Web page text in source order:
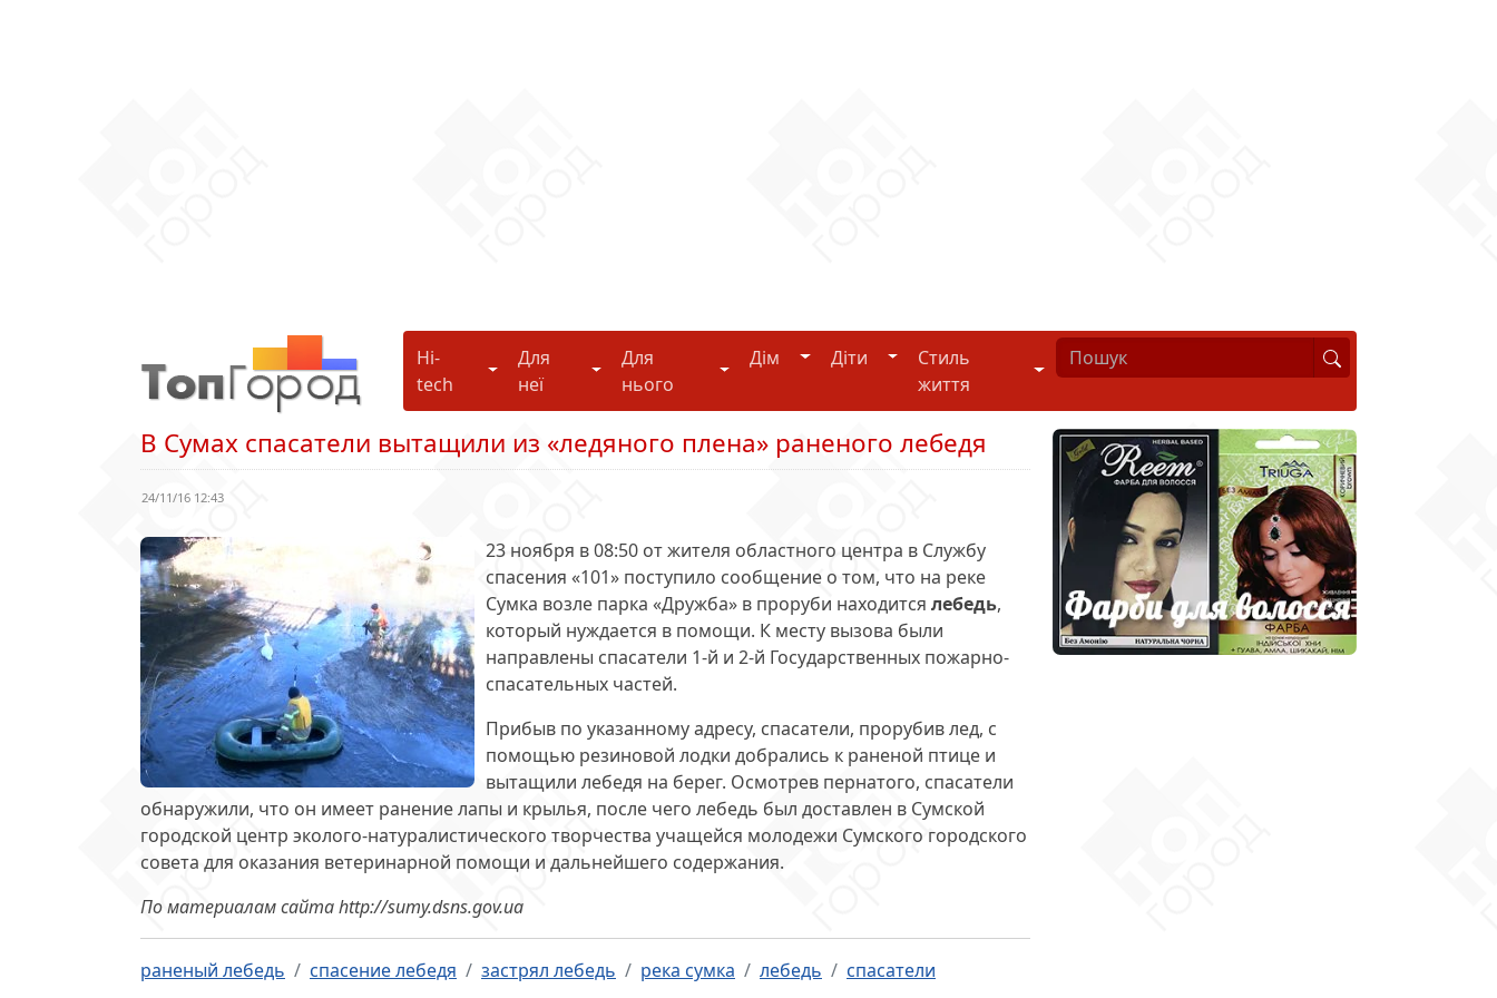
Hi-
tech
Hi-tech
Для
неї
Для неї
Для
нього
Для нього
Дім Дім Діти ДітиСтиль
життя
Стиль життя
В Сумах спасатели вытащили из «ледяного плена» раненого лебедя
24/11/16 12:43
23 ноября в 08:50 от жителя областного центра в Службу
спасения «101» поступило сообщение о том, что на реке
Сумка возле парка «Дружба» в проруби находится лебедь,
который нуждается в помощи. К месту вызова были
направлены спасатели 1-й и 2-й Государственных пожарно-
спасательных частей.
Прибыв по указанному адресу, спасатели, прорубив лед, с
помощью резиновой лодки добрались к раненой птице и
вытащили лебедя на берег. Осмотрев пернатого, спасатели
обнаружили, что он имеет ранение лапы и крылья, после чего лебедь был доставлен в Сумской
городской центр эколого-натуралистического творчества учащейся молодежи Сумского городского
совета для оказания ветеринарной помощи и дальнейшего содержания.
По материалам сайта http://sumy.dsns.gov.ua
раненый лебедь спасение лебедя застрял лебедь река сумка лебедь спасатели